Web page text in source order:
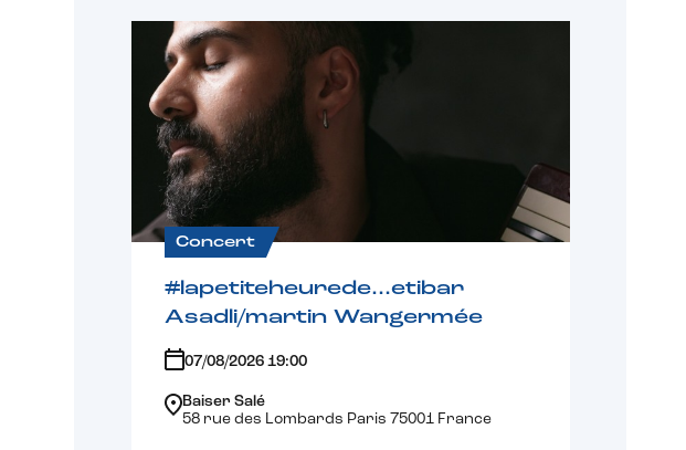
Concert
#lapetiteheurede…etibar
Asadli/martin Wangermée
07/08/2026 19:00
Baiser Salé
58 rue des Lombards Paris 75001 France